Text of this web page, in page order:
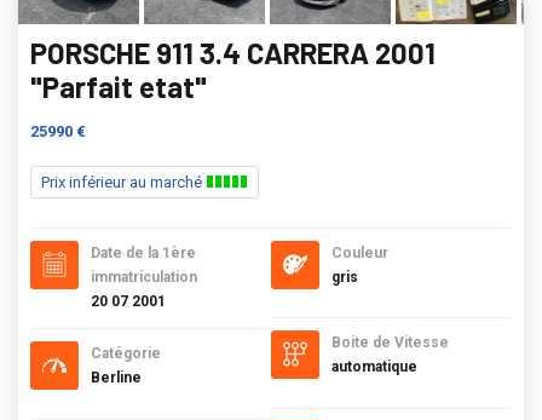
PORSCHE 911 3.4 CARRERA 2001
"Parfait etat"
25990 €
Prix inférieur au marché
Date de la 1ère
immatriculation
20 07 2001
Catégorie
Berline
Couleur
gris
Boite de Vitesse
automatique